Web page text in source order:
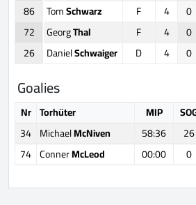
86
TomSchwarz F 4 0
72
GeorgThal F 4 0
26
DanielSchwaiger D 4 0
Goalies
Nr Torhüter MIP
34 MichaelMcNiven 58:36 26
74 ConnerMcLeod 00:00 0